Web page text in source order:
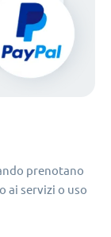
prenotano
ai servizi o uso